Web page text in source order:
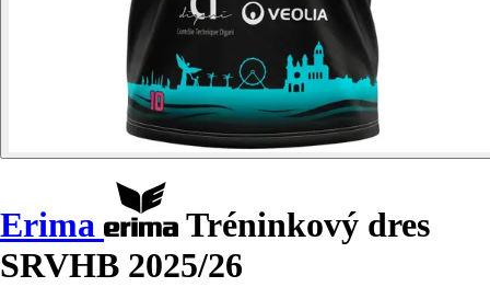
Erima
Tréninkový dres
SRVHB 2025/26